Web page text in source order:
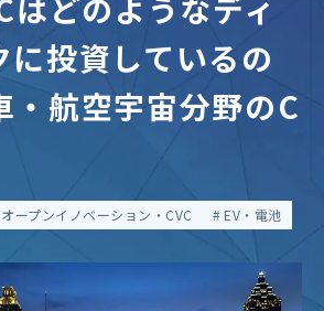
はどのようなディ
に投資しているの
・航空宇宙分野のC
オープンイノベーション・CVC EV・電池